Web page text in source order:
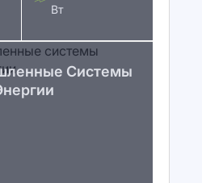
Вт
Системы